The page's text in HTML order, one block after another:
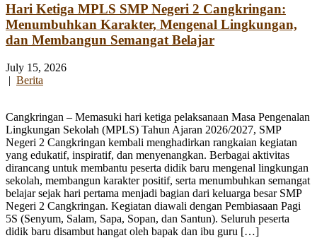
Hari Ketiga MPLS SMP Negeri 2 Cangkringan:
Menumbuhkan Karakter, Mengenal Lingkungan,
dan Membangun Semangat Belajar
July 15, 2026
| Berita
Cangkringan – Memasuki hari ketiga pelaksanaan Masa Pengenalan
Lingkungan Sekolah (MPLS) Tahun Ajaran 2026/2027, SMP
Negeri 2 Cangkringan kembali menghadirkan rangkaian kegiatan
yang edukatif, inspiratif, dan menyenangkan. Berbagai aktivitas
dirancang untuk membantu peserta didik baru mengenal lingkungan
sekolah, membangun karakter positif, serta menumbuhkan semangat
belajar sejak hari pertama menjadi bagian dari keluarga besar SMP
Negeri 2 Cangkringan. Kegiatan diawali dengan Pembiasaan Pagi
5S (Senyum, Salam, Sapa, Sopan, dan Santun). Seluruh peserta
didik baru disambut hangat oleh bapak dan ibu guru […]